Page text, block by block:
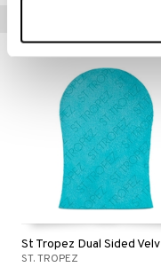
ST. TROPEZ